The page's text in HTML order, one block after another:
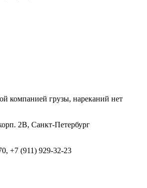
компанией грузы, нареканий нет
2В, Санкт-Петербург
+7 (911) 929-32-23